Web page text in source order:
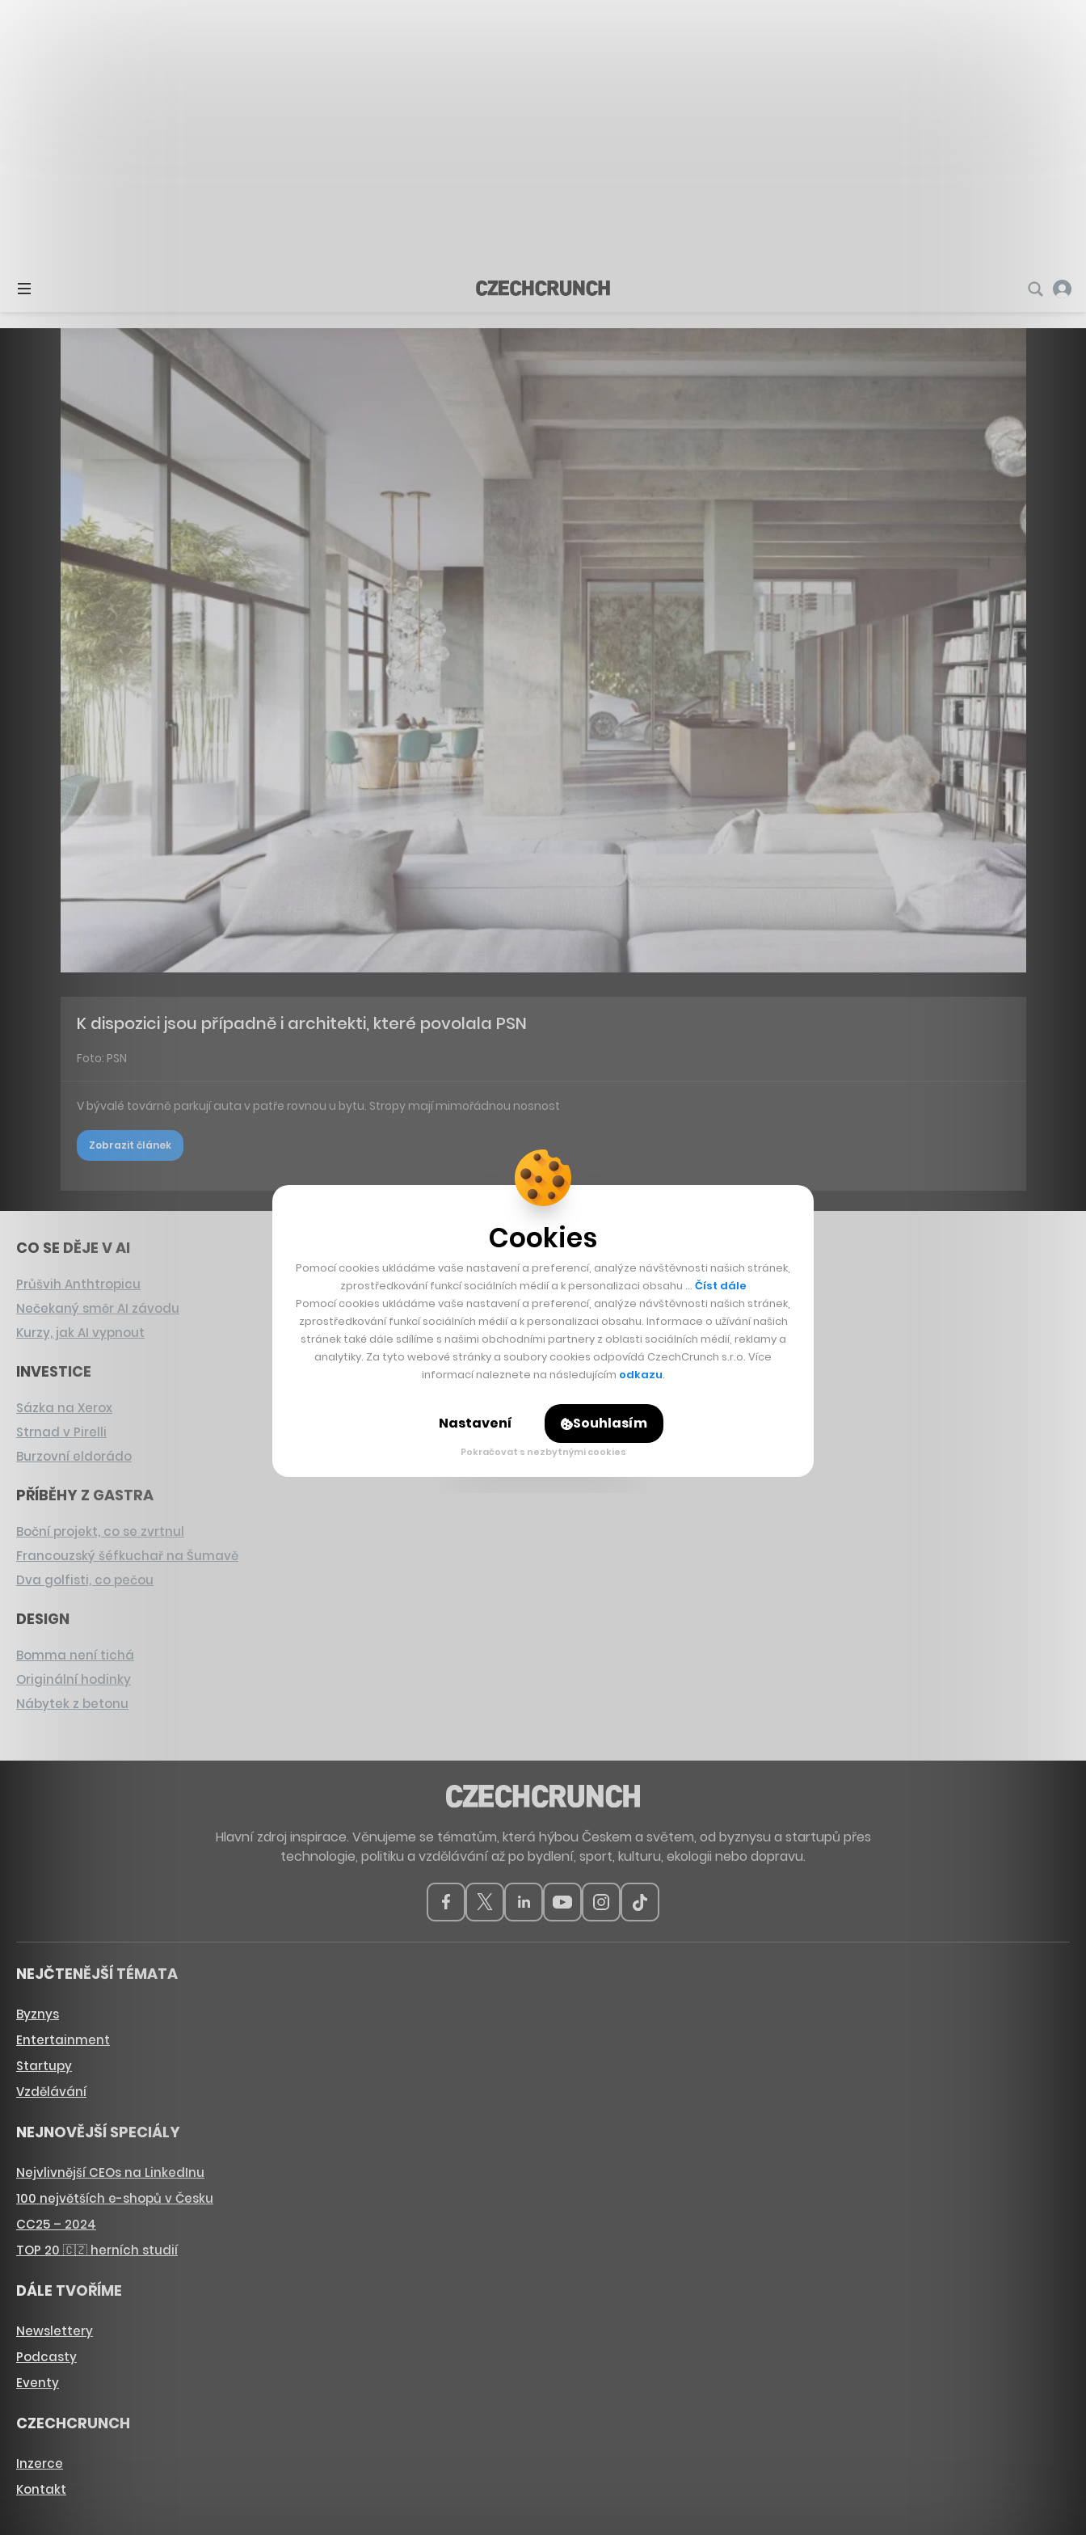
K dispozici jsou případně i architekti, které povolala PSN
Foto: PSN
V bývalé továrně parkují auta v patře rovnou u bytu. Stropy mají mimořádnou nosnost
Zobrazit článek
CO SE DĚJE V AI
Průšvih Anthtropicu
Nečekaný směr AI závodu
Kurzy, jak AI vypnout
INVESTICE
Sázka na Xerox
Strnad v Pirelli
Burzovní eldorádo
PŘÍBĚHY Z GASTRA
Boční projekt, co se zvrtnul
Francouzský šéfkuchař na Šumavě
Dva golfisti, co pečou
DESIGN
Bomma není tichá
Originální hodinky
Nábytek z betonu
Hlavní zdroj inspirace. Věnujeme se tématům, která hýbou Českem a světem, od byznysu a startupů přes
technologie, politiku a vzdělávání až po bydlení, sport, kulturu, ekologii nebo dopravu.
NEJČTENĚJŠÍ TÉMATA
Byznys
Entertainment
Startupy
Vzdělávání
NEJNOVĚJŠÍ SPECIÁLY
Nejvlivnější CEOs na LinkedInu
100 největších e-shopů v Česku
CC25 – 2024
TOP 20 🇨🇿 herních studií
DÁLE TVOŘÍME
Newslettery
Podcasty
Eventy
CZECHCRUNCH
Inzerce
Kontakt
Cookies
Pomocí cookies ukládáme vaše nastavení a preferencí, analýze návštěvnosti našich stránek,
zprostředkování funkcí sociálních médií a k personalizaci obsahu … Číst dále
Pomocí cookies ukládáme vaše nastavení a preferencí, analýze návštěvnosti našich stránek,
zprostředkování funkcí sociálních médií a k personalizaci obsahu. Informace o užívání našich
stránek také dále sdílíme s našimi obchodními partnery z oblasti sociálních médií, reklamy a
analytiky. Za tyto webové stránky a soubory cookies odpovídá CzechCrunch s.r.o. Více
informací naleznete na následujícím odkazu.
Nastavení Souhlasím
Pokračovat s nezbytnými cookies